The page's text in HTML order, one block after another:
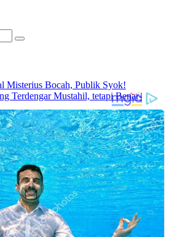
Misterius Bocah, Publik Syok!
Terdengar Mustahil, tetapi Benar-
Yang Tetap Prima Di Usia Senja
Balik Monumen Batu Kuno Dunia!
Lewat Gerakan Bibir!